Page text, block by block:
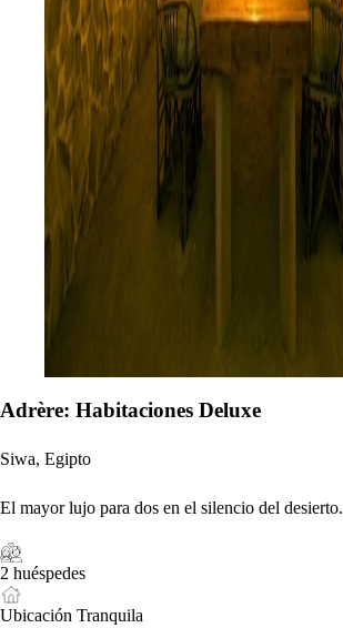
Adrère: Habitaciones Deluxe
Siwa, Egipto
El mayor lujo para dos en el silencio del desierto.
2 huéspedes
Ubicación Tranquila